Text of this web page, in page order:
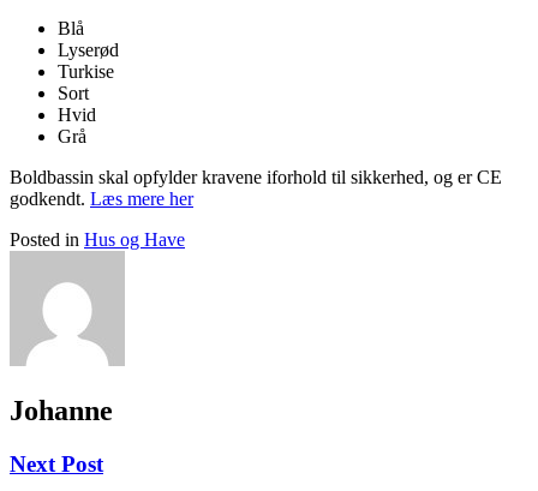
Blå
Lyserød
Turkise
Sort
Hvid
Grå
Boldbassin skal opfylder kravene iforhold til sikkerhed, og er CE
godkendt. Læs mere her
Posted in Hus og Have
Johanne
Next Post